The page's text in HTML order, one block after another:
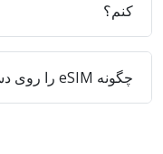
کنم؟
چگونه eSIM را روی دستگاه خود فعال کنم؟